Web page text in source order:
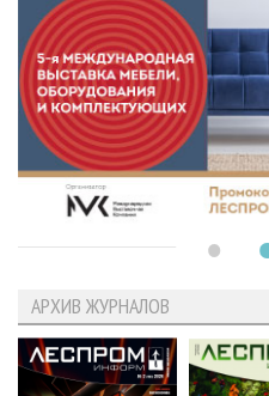
АРХИВ ЖУРНАЛОВ